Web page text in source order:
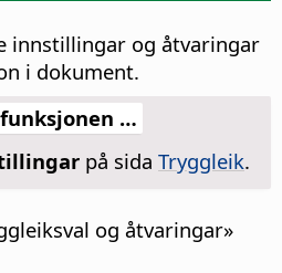
innstillingar og åtvaringar
i dokument.
…
på sida Tryggleik.
og åtvaringar»